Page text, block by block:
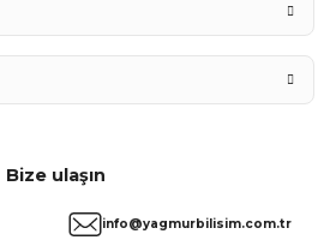
Bize ulaşın
info@yagmurbilisim.com.tr